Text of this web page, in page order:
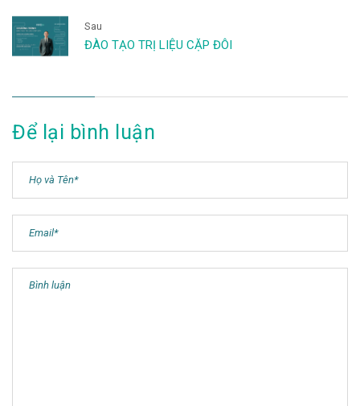
Sau
ĐÀO TẠO TRỊ LIỆU CẶP ĐÔI
Để lại bình luận